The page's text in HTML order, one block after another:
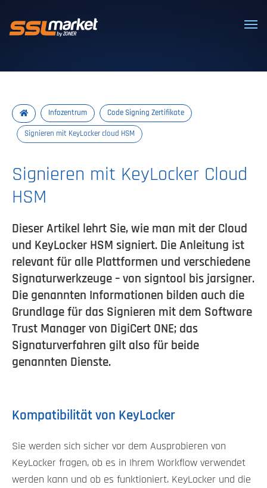
Vertrauenswürdige SSL/TLS-
Infozentrum Code Signing Zertifikate
Signieren mit KeyLocker cloud HSM
Signieren mit KeyLocker Cloud
HSM
Dieser Artikel lehrt Sie, wie man mit der Cloud
und KeyLocker HSM signiert. Die Anleitung ist
relevant für alle Plattformen und verschiedene
Signaturwerkzeuge – von signtool bis jarsigner.
Die genannten Informationen bilden auch die
Grundlage für das Signieren mit dem Software
Trust Manager von DigiCert ONE; das
Signaturverfahren gilt also für beide
genannten Dienste.
Kompatibilität von KeyLocker
Sie werden sich sicher vor dem Ausprobieren von
KeyLocker fragen, ob es in Ihrem Workflow verwendet
werden kann und ob es funktioniert. KeyLocker und die